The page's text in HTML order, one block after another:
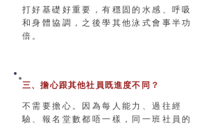
打好基礎好重要，有穩固的水感、呼吸
和身體協調，之後學其他泳式會事半功
倍。
三、擔心跟其他社員既進度不同？​
不 需要擔心。
因為每人能力、過往經
驗、報名堂數都唔一樣，同一班社員的